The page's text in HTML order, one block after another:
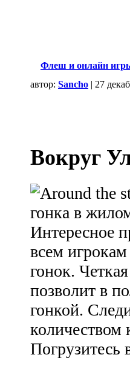
Флеш и онлайн
автор: Sancho | 27
Вокруг
гонка в
Интересное
всем
гонок.
позволит в
гонкой.
количеством
Погрузитесь